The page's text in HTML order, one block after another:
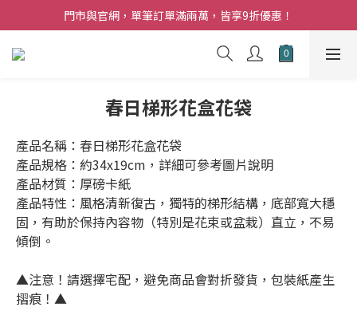
夏日購花福利．消費不限金額【贈】乾燥玫瑰乙束
門市與官網，單筆訂單滿兩萬，皆享9折優惠！
夏日購花福利．消費不限金額【贈】乾燥玫瑰乙束
春日梯形花盒花袋
產品名稱：春日梯形花盒花袋
產品規格：約34x19cm，詳細可參考圖片說明
產品材質：厚磅卡紙
產品特性：風格清新復古，獨特的梯形結構，底部寬大穩
固，有助於保持內容物（特別是花束或盆栽）直立，不易
傾倒。
▲注意！請選擇宅配，避免商品會對折發貨，包裝紙產生
摺痕！▲